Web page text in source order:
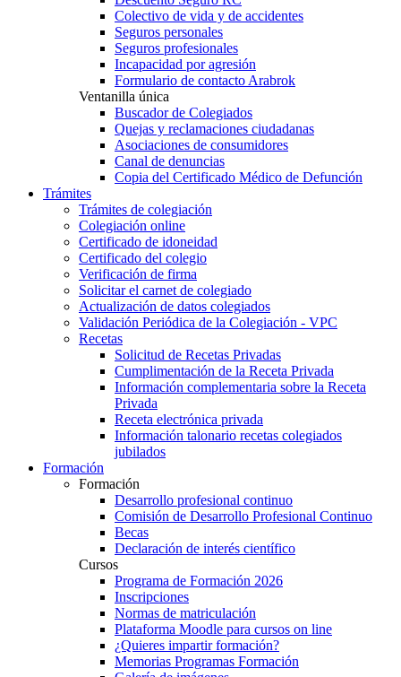
Colectivo de vida y de accidentes
Seguros personales
Seguros profesionales
Incapacidad por agresión
Formulario de contacto Arabrok
Ventanilla única
Buscador de Colegiados
Quejas y reclamaciones ciudadanas
Asociaciones de consumidores
Canal de denuncias
Copia del Certificado Médico de Defunción
Trámites
Trámites de colegiación
Colegiación online
Certificado de idoneidad
Certificado del colegio
Verificación de firma
Solicitar el carnet de colegiado
Actualización de datos colegiados
Validación Periódica de la Colegiación - VPC
Recetas
Solicitud de Recetas Privadas
Cumplimentación de la Receta Privada
Información complementaria sobre la Receta
Privada
Receta electrónica privada
Información talonario recetas colegiados
jubilados
Formación
Formación
Desarrollo profesional continuo
Comisión de Desarrollo Profesional Continuo
Becas
Declaración de interés científico
Cursos
Programa de Formación 2026
Inscripciones
Normas de matriculación
Plataforma Moodle para cursos on line
¿Quieres impartir formación?
Memorias Programas Formación